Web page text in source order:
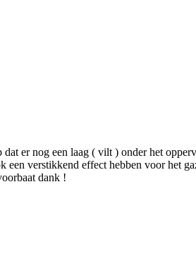
er nog een laag ( vilt ) onder het
verstikkend effect hebben voor het
dank !